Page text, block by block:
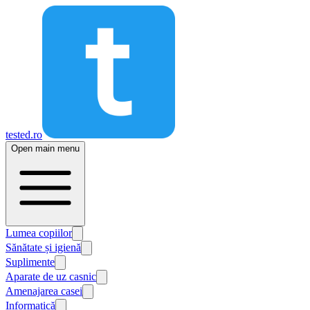
tested.ro
Open main menu
Lumea copiilor
Sănătate și igienă
Suplimente
Aparate de uz casnic
Amenajarea casei
Informatică